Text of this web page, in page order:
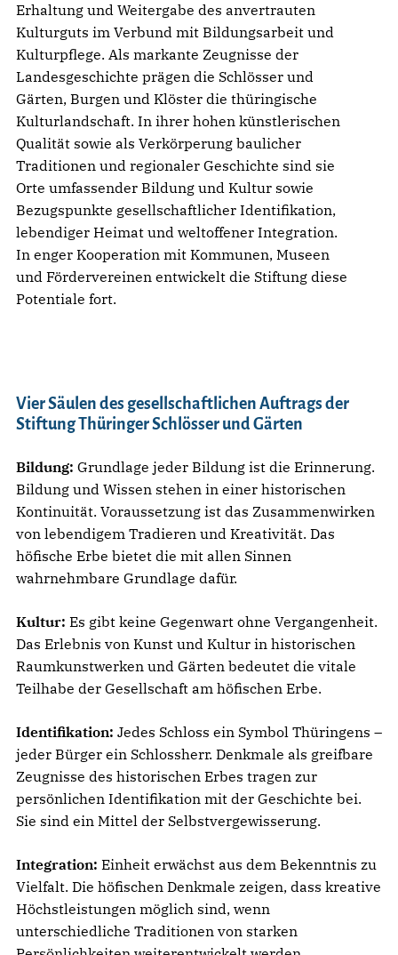
Erhaltung und Weitergabe des anvertrauten
Kulturguts im Verbund mit Bildungsarbeit und
Kulturpflege. Als markante Zeugnisse der
Landesgeschichte prägen die Schlösser und
Gärten, Burgen und Klöster die thüringische
Kulturlandschaft. In ihrer hohen künstlerischen
Qualität sowie als Verkörperung baulicher
Traditionen und regionaler Geschichte sind sie
Orte umfassender Bildung und Kultur sowie
Bezugspunkte gesellschaftlicher Identifikation,
lebendiger Heimat und weltoffener Integration.
In enger Kooperation mit Kommunen, Museen
und Fördervereinen entwickelt die Stiftung diese
Potentiale fort.
Vier Säulen des gesellschaftlichen Auftrags der
Stiftung Thüringer Schlösser und Gärten
Bildung: Grundlage jeder Bildung ist die Erinnerung.
Bildung und Wissen stehen in einer historischen
Kontinuität. Voraussetzung ist das Zusammenwirken
von lebendigem Tradieren und Kreativität. Das
höfische Erbe bietet die mit allen Sinnen
wahrnehmbare Grundlage dafür.
Kultur: Es gibt keine Gegenwart ohne Vergangenheit.
Das Erlebnis von Kunst und Kultur in historischen
Raumkunstwerken und Gärten bedeutet die vitale
Teilhabe der Gesellschaft am höfischen Erbe.
Identifikation: Jedes Schloss ein Symbol Thüringens –
jeder Bürger ein Schlossherr. Denkmale als greifbare
Zeugnisse des historischen Erbes tragen zur
persönlichen Identifikation mit der Geschichte bei.
Sie sind ein Mittel der Selbstvergewisserung.
Integration: Einheit erwächst aus dem Bekenntnis zu
Vielfalt. Die höfischen Denkmale zeigen, dass kreative
Höchstleistungen möglich sind, wenn
unterschiedliche Traditionen von starken